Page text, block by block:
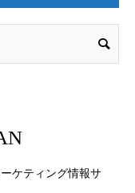
ケティング情報サ